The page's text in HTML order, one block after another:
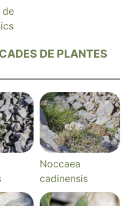
de
DE PLANTES
Noccaea
cadinensis